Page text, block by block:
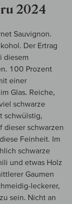
2024
Sauvignon.
Der Ertrag
diesem
100 Prozent
einer
Glas. Reiche,
schwarze
schwülstig,
dieser schwarzen
Feinheit. Im
schwarze
und etwas Holz
Gaumen
leckerer,
sein. Nicht an